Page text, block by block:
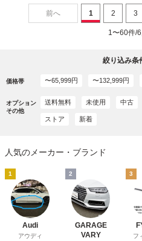
前へ 1 2 3
1〜60件/
絞り込み条
価格帯 〜65,999円 〜132,999円
オプション
その他
送料無料 未使用 中古
ストア 新着
人気のメーカー・ブランド
1
Audi
アウディ
2
GARAGE
VARY
3
フ